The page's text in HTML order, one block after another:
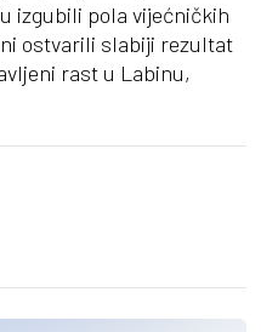
izgubili pola vijećničkih
ostvarili slabiji rezultat
rast u Labinu,